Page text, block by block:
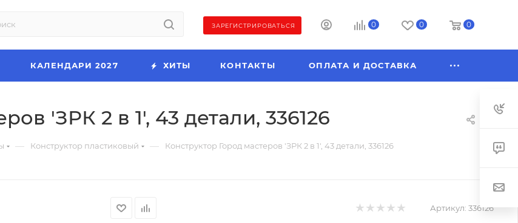
ЗАРЕГИСТРИРОВАТЬСЯ 0 0 0
КАЛЕНДАРИ 2027 ХИТЫ КОНТАКТЫ ОПЛАТА И ДОСТАВКА
'ЗРК 2 в 1', 43 детали, 336126
— Конструктор пластиковый — Конструктор Город мастеров 'ЗРК 2 в 1', 43 детали, 336126
Артикул: 336126